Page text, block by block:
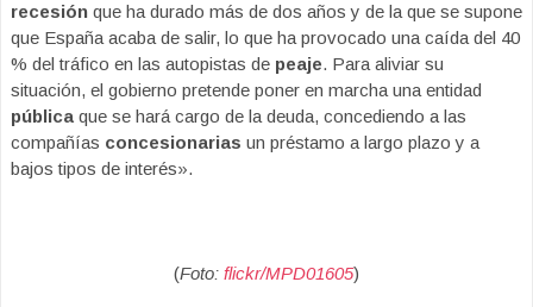
recesión que ha durado más de dos años y de la que se supone
que España acaba de salir, lo que ha provocado una caída del 40
% del tráfico en las autopistas de peaje. Para aliviar su
situación, el gobierno pretende poner en marcha una entidad
pública que se hará cargo de la deuda, concediendo a las
compañías concesionarias un préstamo a largo plazo y a
bajos tipos de interés».
(Foto: flickr/MPD01605)